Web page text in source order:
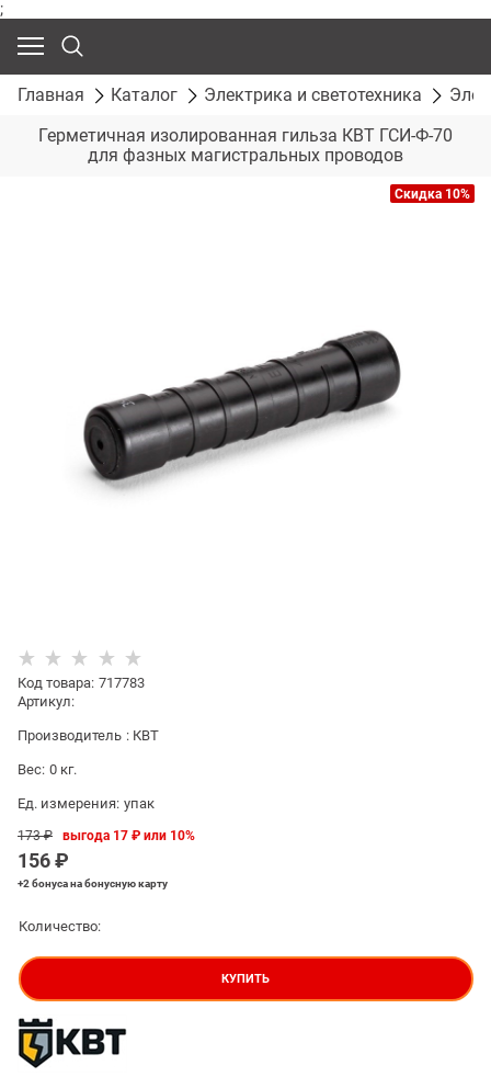
;
Главная Каталог Электрика и светотехника
Герметичная изолированная гильза КВТ ГСИ-Ф-70
для фазных магистральных проводов
Скидка 10%
Код товара: 717783
Артикул:
Производитель : КВТ
Вес: 0 кг.
Ед. измерения: упак
173 ₽
156 ₽
выгода 17 ₽ или 10%
+2 бонусана бонусную карту
Количество:
КУПИТЬ